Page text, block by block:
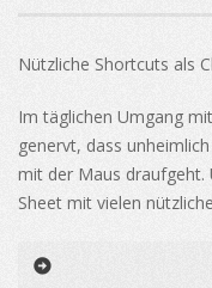
Nützliche Shortcuts als
Im täglichen Umgang
genervt, dass
mit der Maus draufgeht.
Sheet mit vielen